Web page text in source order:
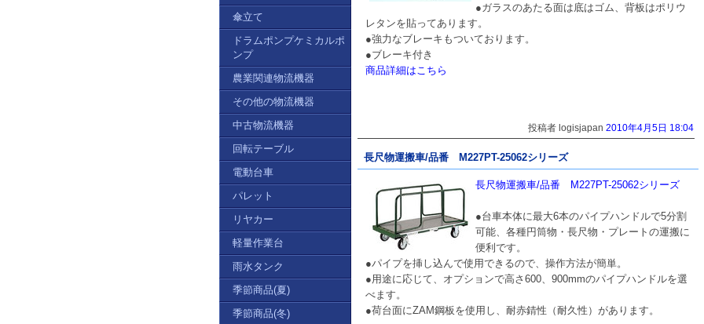
●ガラスのあたる面は底はゴム、背板はポリウ
レタンを貼ってあります。
●強力なブレーキもついております。
●ブレーキ付き
商品詳細はこちら
投稿者 logisjapan 2010年4月5日 18:04
長尺物運搬車/品番 M227PT-25062シリーズ
長尺物運搬車/品番 M227PT-25062シリーズ
●台車本体に最大6本のパイプハンドルで5分割
可能、各種円筒物・長尺物・プレートの運搬に
便利です。
●パイプを挿し込んで使用できるので、操作方法が簡単。
●用途に応じて、オプションで高さ600、900mmのパイプハンドルを選
べます。
●荷台面にZAM鋼板を使用し、耐赤錆性（耐久性）があります。
傘立て
ドラムポンプケミカルポ
ンプ
農業関連物流機器
その他の物流機器
中古物流機器
回転テーブル
電動台車
パレット
リヤカー
軽量作業台
雨水タンク
季節商品(夏)
季節商品(冬)